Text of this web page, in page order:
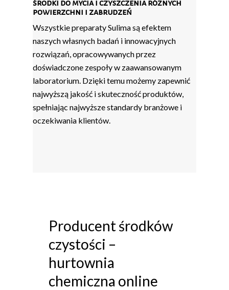
środki do mycia i czyszczenia różnych
powierzchni i zabrudzeń
Wszystkie preparaty Sulima są efektem
naszych własnych badań i innowacyjnych
rozwiązań, opracowywanych przez
doświadczone zespoły w zaawansowanym
laboratorium. Dzięki temu możemy zapewnić
najwyższą jakość i skuteczność produktów,
spełniając najwyższe standardy branżowe i
oczekiwania klientów.
Producent środków
czystości –
hurtownia
chemiczna online